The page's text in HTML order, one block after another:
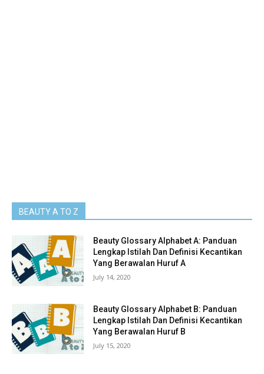
BEAUTY A TO Z
Beauty Glossary Alphabet A: Panduan
Lengkap Istilah Dan Definisi Kecantikan
Yang Berawalan Huruf A
July 14, 2020
Beauty Glossary Alphabet B: Panduan
Lengkap Istilah Dan Definisi Kecantikan
Yang Berawalan Huruf B
July 15, 2020